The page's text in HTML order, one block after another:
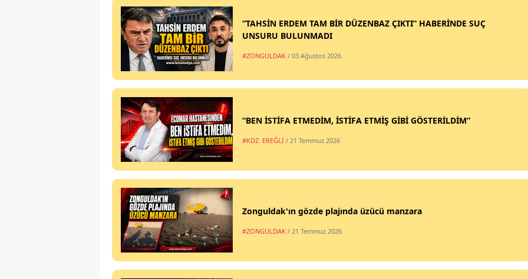
“TAHSİN ERDEM TAM BİR DÜZENBAZ ÇIKTI” HABERİNDE SUÇ
UNSURU BULUNMADI
#ZONGULDAK / 03 Ağustos 2026
“BEN İSTİFA ETMEDİM, İSTİFA ETMİŞ GİBİ GÖSTERİLDİM”
#KDZ. EREĞLİ / 21 Temmuz 2026
Zonguldak'ın gözde plajında üzücü manzara
#ZONGULDAK / 21 Temmuz 2026